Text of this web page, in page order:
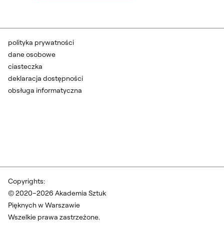
Copyrights:
© 2020–2026 Akademia Sztuk
Pięknych w Warszawie
Wszelkie prawa zastrzeżone.
polityka prywatności
dane osobowe
ciasteczka
deklaracja dostępności
obsługa informatyczna